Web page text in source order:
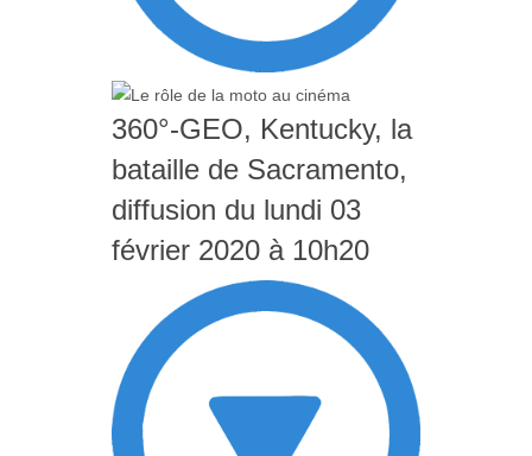
360°-GEO, Kentucky, la
bataille de Sacramento,
diffusion du lundi 03
février 2020 à 10h20